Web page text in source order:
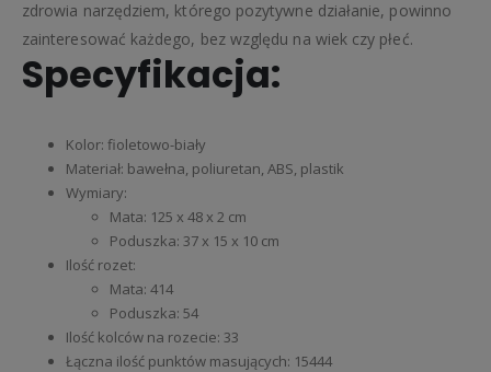
zdrowia narzędziem, którego pozytywne działanie, powinno
zainteresować każdego, bez względu na wiek czy płeć.
Specyfikacja:
Kolor: fioletowo-biały
Materiał: bawełna, poliuretan, ABS, plastik
Wymiary:
Mata: 125 x 48 x 2 cm
Poduszka: 37 x 15 x 10 cm
Ilość rozet:
Mata: 414
Poduszka: 54
Ilość kolców na rozecie: 33
Łączna ilość punktów masujących: 15444